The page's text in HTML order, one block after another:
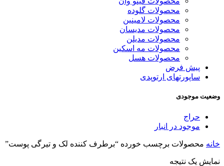
محصولات گلوده
محصولات لامینین
محصولات مدیسان
محصولات مدیلن
محصولات مه اسکین
محصولات هسل
پیش فرض
ساپورتهای ارتوپدی
وضعیت موجودی
حراج
موجود در انبار
خانه محصولات برچسب خورده “برطرف کننده لک و تیرگی پوست”
نمایش یک نتیجه